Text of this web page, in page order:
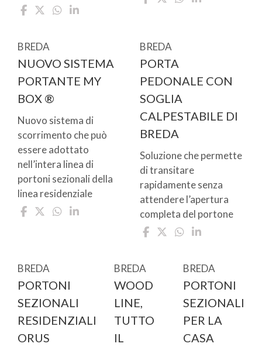
BREDA
NUOVO SISTEMA
PORTANTE MY
BOX ®
Nuovo sistema di
scorrimento che può
essere adottato
nell’intera linea di
portoni sezionali della
linea residenziale
BREDA
PORTA
PEDONALE CON
SOGLIA
CALPESTABILE DI
BREDA
Soluzione che permette
di transitare
rapidamente senza
attendere l’apertura
completa del portone
BREDA
PORTONI
SEZIONALI
RESIDENZIALI
ORUS
BREDA
WOOD
LINE,
TUTTO
IL
BREDA
PORTONI
SEZIONALI
PER LA
CASA